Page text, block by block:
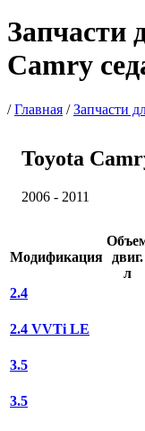
Запчасти
Camry
/Главная /Запчасти
Toyota
2006 - 2011
Модификация
двиг.
л
2.4
2.4 VVTi LE
3.5
3.5